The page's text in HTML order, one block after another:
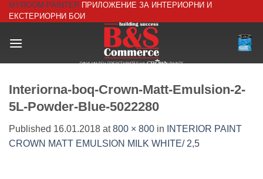
Skip
to
MYROOM-PAINTER ПРИЛОЖЕНИЕ ЗА ИНТЕРИОРНИ И
ЕКСТЕРИОРНИ БОИ
Interiorna-boq-Crown-Matt-Emulsion-2-
5L-Powder-Blue-5022280
Published 16.01.2018 at800 × 800 in
INTERIOR PAINT
CROWN MATT EMULSION MILK WHITE/ 2,5